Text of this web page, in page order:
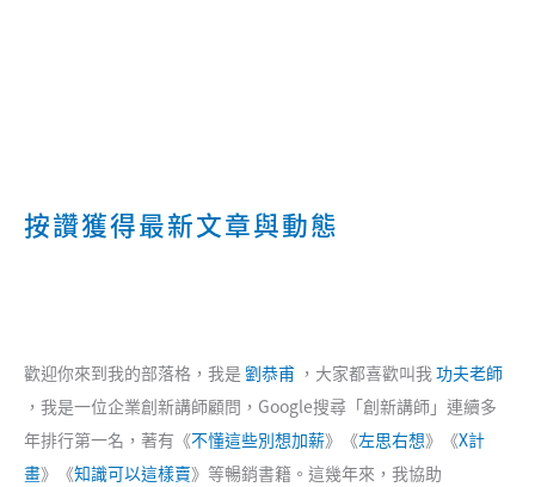
按讚獲得最新文章與動態
歡迎你來到我的部落格，我是 劉恭甫 ，大家都喜歡叫我功夫老師
，我是一位企業創新講師顧問，Google搜尋「創新講師」連續多
年排行第一名，著有《不懂這些別想加薪》《左思右想》《X計
畫》《知識可以這樣賣》等暢銷書籍。這幾年來，我協助